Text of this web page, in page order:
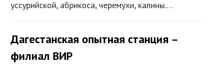
уссурийской, абрикоса, черемухи, калины.…
Дагестанская опытная станция –
филиал ВИР